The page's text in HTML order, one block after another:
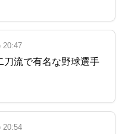
20:47
刀流で有名な野球選手
20:54